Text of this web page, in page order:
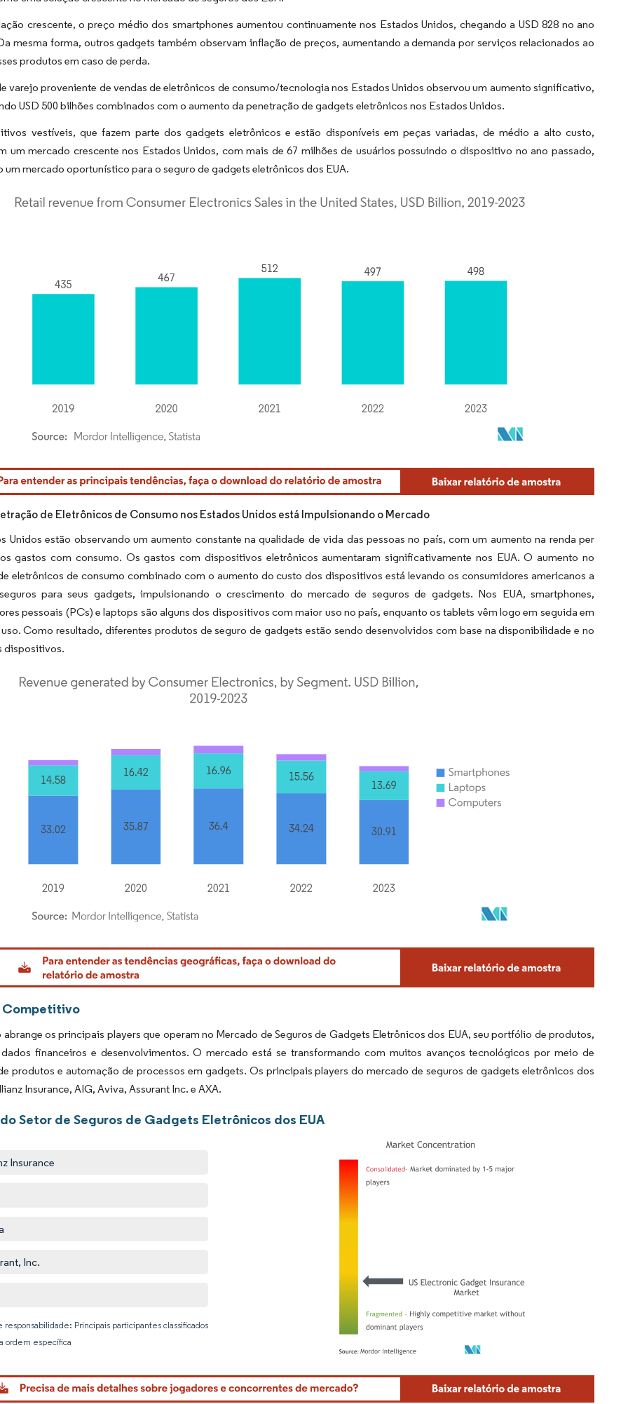
crescente, o preço médio dos smartphones aumentou continuamente nos Estados Unidos, chegando a USD 828 no ano
mesma forma, outros gadgets também observam inflação de preços, aumentando a demanda por serviços relacionados ao
produtos em caso de perda.
varejo proveniente de vendas de eletrônicos de consumo/tecnologia nos Estados Unidos observou um aumento significativo,
USD 500 bilhões combinados com o aumento da penetração de gadgets eletrônicos nos Estados Unidos.
vestíveis, que fazem parte dos gadgets eletrônicos e estão disponíveis em peças variadas, de médio a alto custo,
um mercado crescente nos Estados Unidos, com mais de 67 milhões de usuários possuindo o dispositivo no ano passado,
um mercado oportunístico para o seguro de gadgets eletrônicos dos EUA.
Intelligence. O reuso requer atribuição conforme CC BY 4.0.
de Eletrônicos de Consumo nos Estados Unidos está Impulsionando o Mercado
Unidos estão observando um aumento constante na qualidade de vida das pessoas no país, com um aumento na renda per
gastos com consumo. Os gastos com dispositivos eletrônicos aumentaram significativamente nos EUA. O aumento no
eletrônicos de consumo combinado com o aumento do custo dos dispositivos está levando os consumidores americanos a
para seus gadgets, impulsionando o crescimento do mercado de seguros de gadgets. Nos EUA, smartphones,
pessoais (PCs) e laptops são alguns dos dispositivos com maior uso no país, enquanto os tablets vêm logo em seguida em
Como resultado, diferentes produtos de seguro de gadgets estão sendo desenvolvidos com base na disponibilidade e no
dispositivos.
Intelligence. O reuso requer atribuição conforme CC BY 4.0.
Competitivo
os principais players que operam no Mercado de Seguros de Gadgets Eletrônicos dos EUA, seu portfólio de produtos,
financeiros e desenvolvimentos. O mercado está se transformando com muitos avanços tecnológicos por meio de
produtos e automação de processos em gadgets. Os principais players do mercado de seguros de gadgets eletrônicos dos
Insurance, AIG, Aviva, Assurant Inc. e AXA.
Setor de Seguros de Gadgets Eletrônicos dos EUA
Insurance
Inc.
responsabilidade: Principais participantes classificados
ordem específica
Imagem © Mordor Intelligence. O reuso requer atribuição conforme CC BY 4.0.